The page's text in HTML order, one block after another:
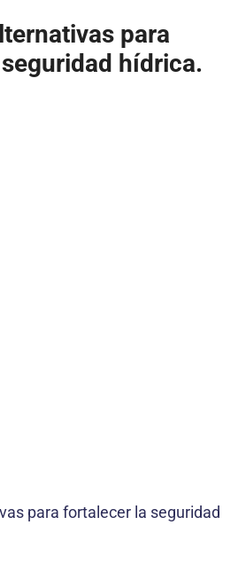
para
hídrica.
para fortalecer la seguridad